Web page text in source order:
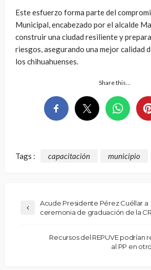
Este esfuerzo forma parte del
Municipal, encabezado por el alcalde
construir una ciudad resiliente y
riesgos, asegurando una mejor calidad
los chihuahuenses.
Share this…
Tags : capacitación municipio
Acude Presidente Pérez Cuéllar a
ceremonia de graduación de la
Recursos del REPUVE podrían
al PP en